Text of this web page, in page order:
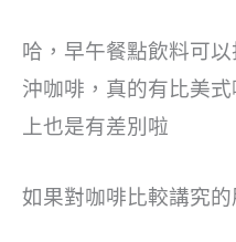
哈，早午餐點飲料可
沖咖啡，真的有比美
上也是有差別啦
如果對咖啡比較講究